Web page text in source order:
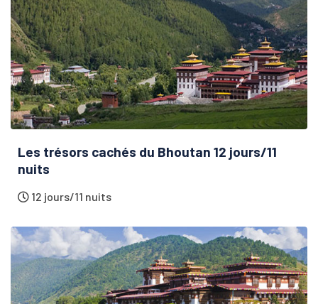
Les trésors cachés du Bhoutan 12 jours/11
nuits
12 jours/11 nuits